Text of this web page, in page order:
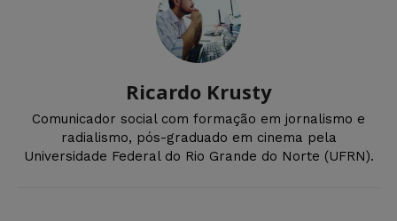
Ricardo Krusty
Comunicador social com formação em jornalismo e
radialismo, pós-graduado em cinema pela
Universidade Federal do Rio Grande do Norte (UFRN).